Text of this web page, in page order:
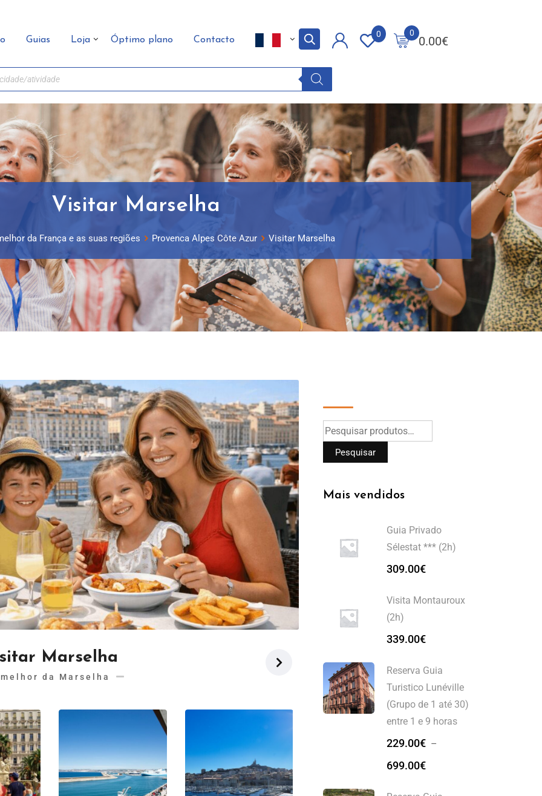
Guias Loja Óptimo plano Contacto 0.00€
0
0
Visitar Marselha
da França e as suas regiões Provenca Alpes Côte Azur Visitar Marselha
Marselha
da Marselha
Pesquisar
Mais vendidos
Guia Privado
Sélestat *** (2h)
309.00€
Visita Montauroux
(2h)
339.00€
Reserva Guia
Turistico Lunéville
(Grupo de 1 até 30)
entre 1 e 9 horas
229.00€ –
699.00€